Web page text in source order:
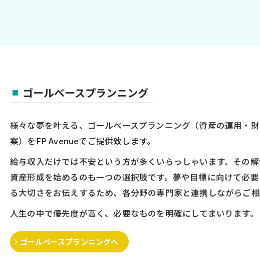
ゴールベースプランニング
様々な夢を叶える、ゴールベースプランニング（資産の運用・
案）をFP Avenueでご提供致します。
給与収入だけでは不安という方が多くいらっしゃいます。その
資産形成を始めるのも一つの選択肢です。夢や目標に向けて必
る大切さをお伝えするため、各分野の専門家と連携しながらご相
人生の中で優先度が高く、必要なものを明確にしてまいります。
ゴールベースプランニングへ